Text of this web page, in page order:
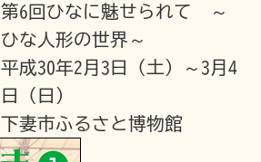
第6回ひなに魅せられて ～
ひな人形の世界～
平成30年2月3日（土）～3月4
日（日）
下妻市ふるさと博物館